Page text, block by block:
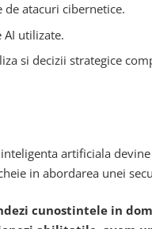
atacuri cibernetice.
utilizate.
si decizii strategice
artificiala
in abordarea unei
cunostintele in